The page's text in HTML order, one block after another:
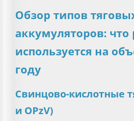
Обзор типов
аккумуляторов: что
используется на
году
Свинцово-кислотные
и OPzV)